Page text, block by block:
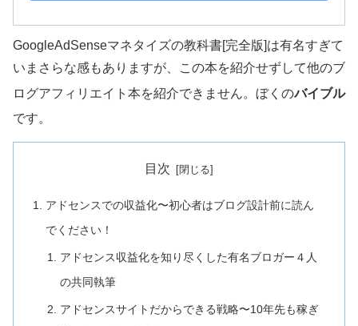
GoogleAdSenseマネタイズの教科書[完全版]は有名すぎて
いまさらな感もありますが、この本を紹介せずして他のブ
ログアフィリエイト本を紹介できません。ぼくのバイブル
です。
目次
アドセンスでの収益化〜初心者はブログ設計前に読ん
でください！
アドセンス収益化を知り尽くした有名ブロガー４人
の共同執筆
アドセンスサイトだからできる戦略〜10年先も稼ぎ